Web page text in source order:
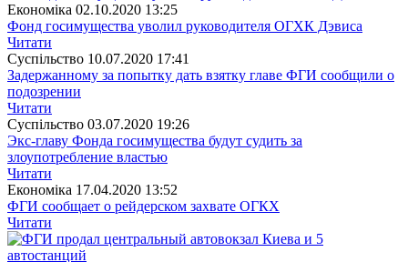
Економіка 02.10.2020 13:25
Фонд госимущества уволил руководителя ОГХК Дэвиса
Читати
Суспiльство 10.07.2020 17:41
Задержанному за попытку дать взятку главе ФГИ сообщили о
подозрении
Читати
Суспiльство 03.07.2020 19:26
Экс-главу Фонда госимущества будут судить за
злоупотребление властью
Читати
Економіка 17.04.2020 13:52
ФГИ сообщает о рейдерском захвате ОГКХ
Читати